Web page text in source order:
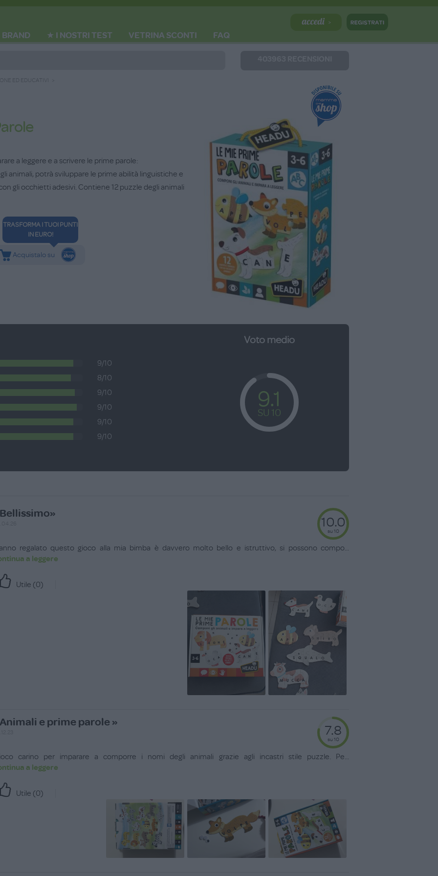
BRAND ★ I NOSTRI TEST VETRINA SCONTI
FAQ
ED EDUCATIVI
a leggere e a scrivere le prime parole:
animali, potrà sviluppare le prime abilità linguistiche e
gli occhietti adesivi. Contiene 12 puzzle degli animali
Acquistalo su
TRASFORMA I TUOI PUNTI
IN EURO!
9/10
8/10
9/10
9/10
9/10
9/10
Voto medio
9.1
SU 10
10.0
su 10
regalato questo gioco alla mia bimba è davvero molto bello e istruttivo, si possono compo...
a leggere
Utile (0)
e prime parole »
7.8
su 10
carino per imparare a comporre i nomi degli animali grazie agli incastri stile puzzle. Pe
a leggere
Utile (0)